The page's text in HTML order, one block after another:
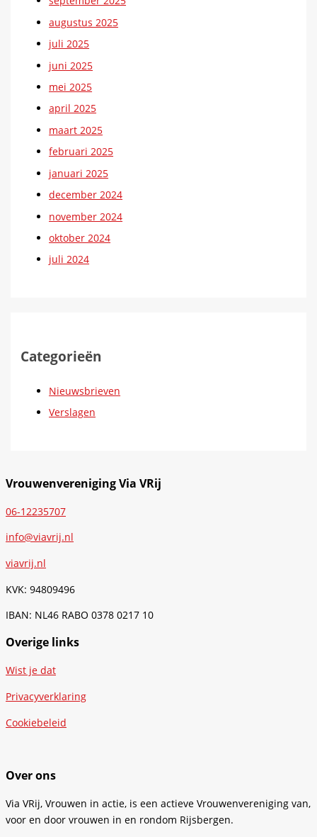
augustus 2025
juli 2025
juni 2025
mei 2025
april 2025
maart 2025
februari 2025
januari 2025
december 2024
november 2024
oktober 2024
juli 2024
Categorieën
Nieuwsbrieven
Verslagen
Vrouwenvereniging Via VRij
06-12235707
info@viavrij.nl
viavrij.nl
KVK: 94809496
IBAN: NL46 RABO 0378 0217 10
Overige links
Wist je dat
Privacyverklaring
Cookiebeleid
Over ons
Via VRij, Vrouwen in actie, is een actieve Vrouwenvereniging van,
voor en door vrouwen in en rondom Rijsbergen.